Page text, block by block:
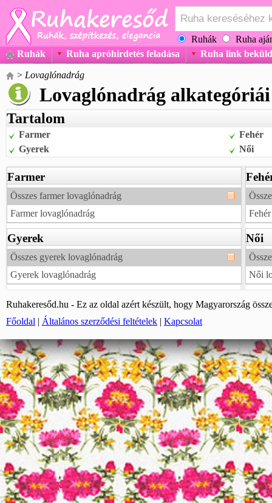
Ruhák
Ruha
Ruhák
Ruha apróhirdetés feladása Ruha link
> Lovaglónadrág
Lovaglónadrág alkategóriái
Tartalom
Farmer
Fehér
Gyerek
Női
Farmer
Összes farmer lovaglónadrág
Farmer lovaglónadrág
Gyerek
Összes gyerek lovaglónadrág
Gyerek lovaglónadrág
Női
Női
Ruhakeresőd.hu - Ez az oldal azért készült, hogy Magyarország
Főoldal | Általános szerződési feltételek | Kapcsolat